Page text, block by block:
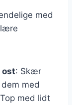
med
ost: Skær
med
med lidt